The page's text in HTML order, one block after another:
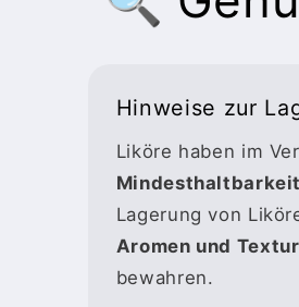
Hinweise zur
Liköre haben im
Lagerung von
Aromen und Textur
bewahren.